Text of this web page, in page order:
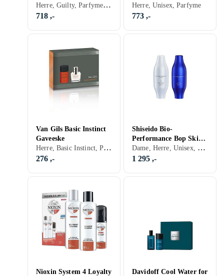
Herre, Guilty, Parfyme, Barbering
718 ,-
Herre, Unisex, Parfyme
773 ,-
Van Gils Basic Instinct
Gaveeske
Herre, Basic Instinct, Parfyme
276 ,-
Shiseido Bio-
Performance Bop Skin
Serum Filler Dag- og
nattsett
Dame, Herre, Unisex, Hudpleie
1 295 ,-
Nioxin System 4 Loyalty
Davidoff Cool Water for